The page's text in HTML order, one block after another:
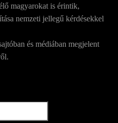
magyarokat is érintik,
nemzeti jellegű kérdésekkel
és médiában megjelent